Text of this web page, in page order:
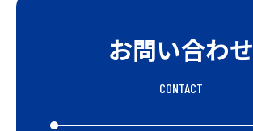
お問い合わせ
CONTACT